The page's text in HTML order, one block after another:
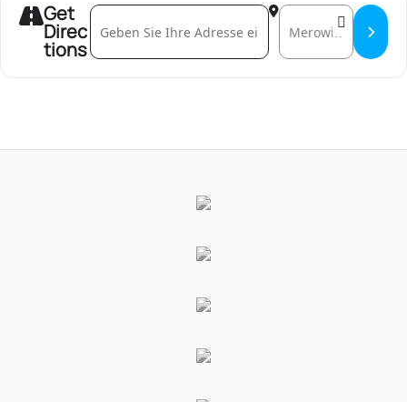
Get
Direc
tions
Address - Erstberatung [] Destination Address